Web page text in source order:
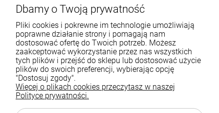
Gdańska 60
90-616 Łódź
790 727 174
sklep@eko-familia.pl
Informacje o sklepie
Suplementy diety
Dbamy o Twoją prywatność
Pliki cookies i pokrewne im technologie umożliwiają
poprawne działanie strony i pomagają nam
dostosować ofertę do Twoich potrzeb. Możesz
zaakceptować wykorzystanie przez nas wszystkich
tych plików i przejść do sklepu lub dostosować użycie
plików do swoich preferencji, wybierając opcję
"Dostosuj zgody".
Więcej o plikach cookies przeczytasz w naszej
Polityce prywatności.
Zasubskrybuj nasz newsletter
i otrzymaj5% rabatu na zakupy.